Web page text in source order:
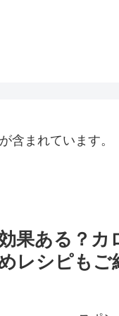
含まれています。
果ある？
レシピもご